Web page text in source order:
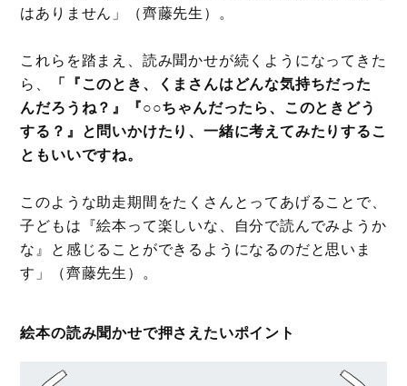
はありません」（齊藤先生）。
これらを踏まえ、読み聞かせが続くようになってきた
ら、
「『このとき、くまさんはどんな気持ちだった
んだろうね？』『○○ちゃんだったら、このときどう
する？』と問いかけたり、一緒に考えてみたりするこ
ともいいですね。
このような助走期間をたくさんとってあげることで、
子どもは『絵本って楽しいな、自分で読んでみようか
な』と感じることができるようになるのだと思いま
す」（齊藤先生）。
絵本の読み聞かせで押さえたいポイント